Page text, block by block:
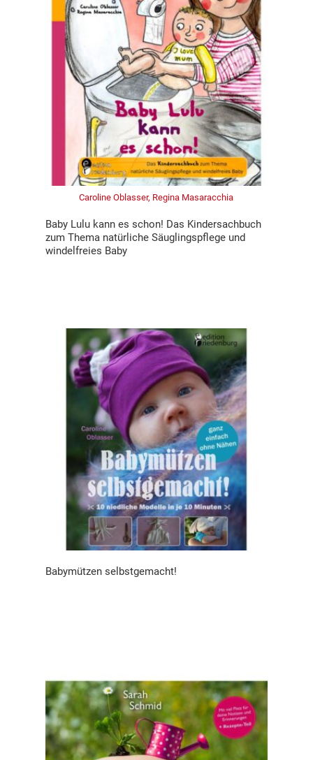
Caroline Oblasser, Regina Masaracchia
Baby Lulu kann es schon! Das Kindersachbuch
zum Thema natürliche Säuglingspflege und
windelfreies Baby
Babymützen selbstgemacht!